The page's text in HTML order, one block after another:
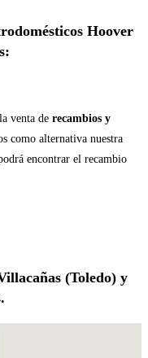
Hoover
venta de recambios y
como alternativa nuestra
encontrar el recambio
(Toledo) y